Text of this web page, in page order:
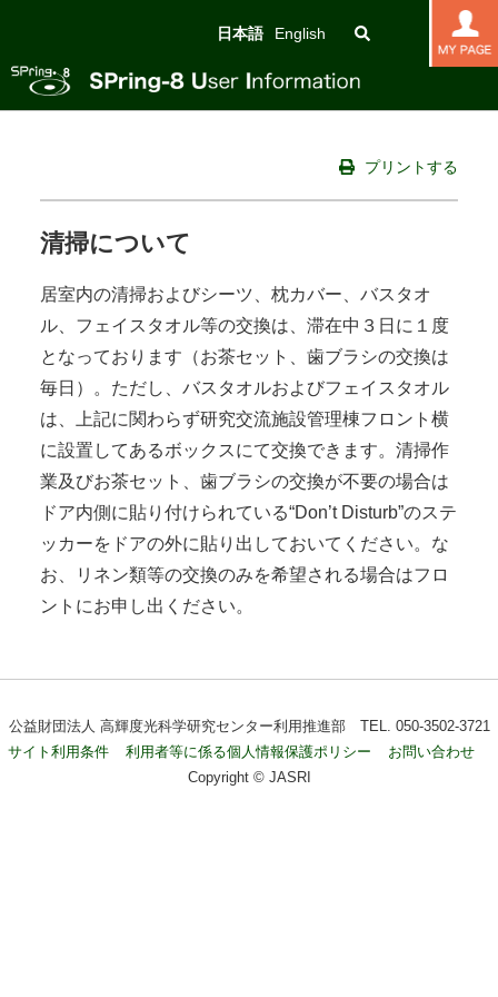
日本語 English
プリントする
清掃について
居室内の清掃およびシーツ、枕カバー、バスタオ
ル、フェイスタオル等の交換は、滞在中３日に１度
となっております（お茶セット、歯ブラシの交換は
毎日）。ただし、バスタオルおよびフェイスタオル
は、上記に関わらず研究交流施設管理棟フロント横
に設置してあるボックスにて交換できます。清掃作
業及びお茶セット、歯ブラシの交換が不要の場合は
ドア内側に貼り付けられている“Don’t Disturb”のステ
ッカーをドアの外に貼り出しておいてください。な
お、リネン類等の交換のみを希望される場合はフロ
ントにお申し出ください。
公益財団法人 高輝度光科学研究センター利用推進部 TEL. 050-3502-3721
サイト利用条件
利用者等に係る個人情報保護ポリシー
お問い合わせ
Copyright © JASRI